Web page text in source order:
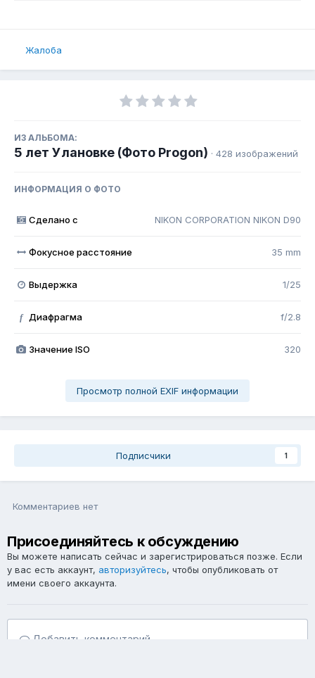
Жалоба
ИЗ АЛЬБОМА:
5 лет Улановке (Фото Progon) · 428 изображений
ИНФОРМАЦИЯ О ФОТО
Сделано с NIKON CORPORATION NIKON D90
Фокусное расстояние 35 mm
Выдержка 1/25
f Диафрагма f/2.8
Значение ISO 320
Просмотр полной EXIF информации
Подписчики 1
Комментариев нет
Присоединяйтесь к обсуждению
Вы можете написать сейчас и зарегистрироваться позже. Если
у вас есть аккаунт, авторизуйтесь, чтобы опубликовать от
имени своего аккаунта.
Добавить комментарий...